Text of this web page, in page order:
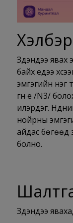
Зүүдэндээ
байх үедээ
эмгэгийн
гүн үе /N3/
илэрдэг.
нойрны
айдас бөгөөд
болно.
Зүүдэндээ